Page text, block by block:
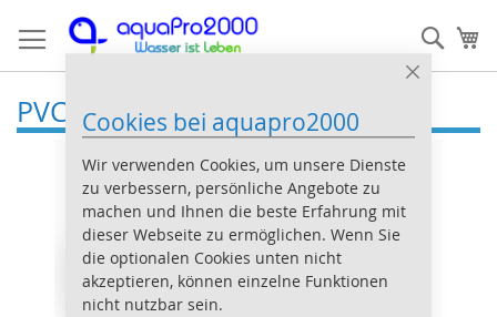
Close
Cookies bei aquapro2000
Wir verwenden Cookies, um unsere Dienste
zu verbessern, persönliche Angebote zu
machen und Ihnen die beste Erfahrung mit
dieser Webseite zu ermöglichen. Wenn Sie
die optionalen Cookies unten nicht
akzeptieren, können einzelne Funktionen
nicht nutzbar sein.
zum
PVC Durchführung